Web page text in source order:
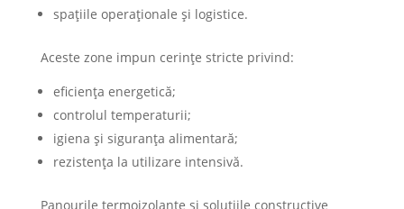
spațiile operaționale și logistice.
Aceste zone impun cerințe stricte privind:
eficiența energetică;
controlul temperaturii;
igiena și siguranța alimentară;
rezistența la utilizare intensivă.
Panourile termoizolante și soluțiile constructive